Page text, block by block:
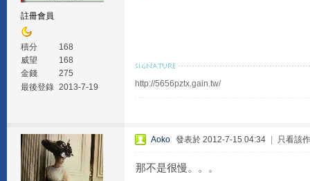
註冊會員
積分
168
威望
168
金錢
275
最後登錄 2013-7-19 http://5656pztx.gain.tw/
Aoko 發表於 2012-7-15 04:34 只看該
那不是很慢。。。